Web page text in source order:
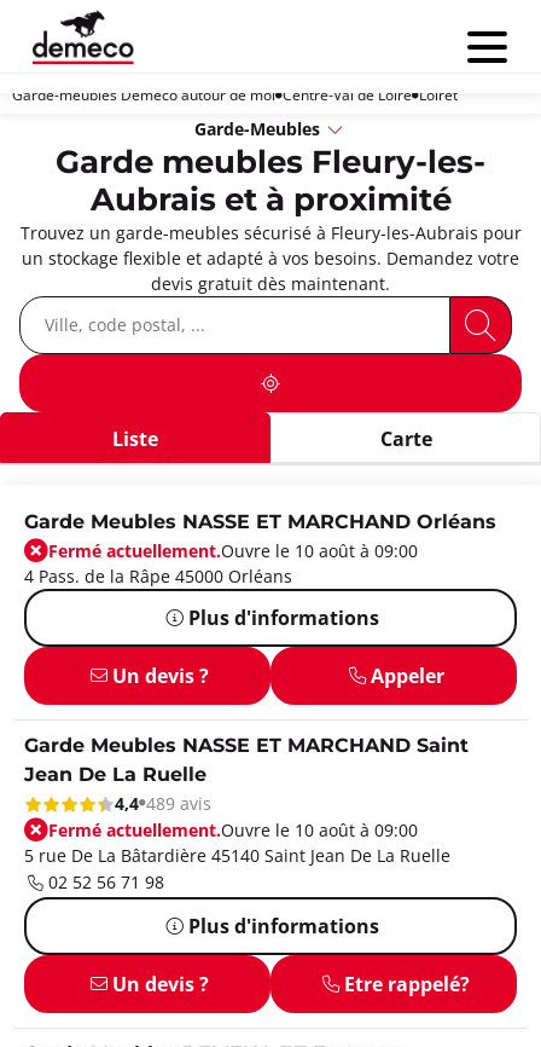
Menu
Garde-meubles Demeco autour de moi Centre-Val de Loire Loiret
Garde-Meubles
Garde meubles Fleury-les-
Aubrais et à proximité
Trouvez un garde-meubles sécurisé à Fleury-les-Aubrais pour
un stockage flexible et adapté à vos besoins. Demandez votre
devis gratuit dès maintenant.
Liste Carte
Garde Meubles NASSE ET MARCHAND Orléans
Fermé actuellement.Ouvre le 10 août à 09:00
4 Pass. de la Râpe 45000 Orléans
Plus d'informations
Un devis ? Appeler
Garde Meubles NASSE ET MARCHAND Saint
Jean De La Ruelle
4,4 489 avis
Fermé actuellement.Ouvre le 10 août à 09:00
5 rue De La Bâtardière 45140 Saint Jean De La Ruelle
02 52 56 71 98
Plus d'informations
Un devis ? Etre rappelé?